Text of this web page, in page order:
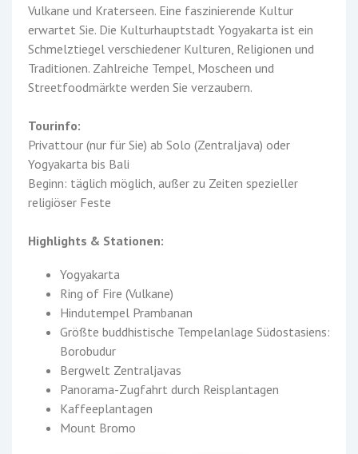
Vulkane und Kraterseen. Eine faszinierende Kultur
erwartet Sie. Die Kulturhauptstadt Yogyakarta ist ein
Schmelztiegel verschiedener Kulturen, Religionen und
Traditionen. Zahlreiche Tempel, Moscheen und
Streetfoodmärkte werden Sie verzaubern.
Tourinfo:
Privattour (nur für Sie) ab Solo (Zentraljava) oder
Yogyakarta bis Bali
Beginn: täglich möglich, außer zu Zeiten spezieller
religiöser Feste
Highlights & Stationen:
Yogyakarta
Ring of Fire (Vulkane)
Hindutempel Prambanan
Größte buddhistische Tempelanlage Südostasiens:
Borobudur
Bergwelt Zentraljavas
Panorama-Zugfahrt durch Reisplantagen
Kaffeeplantagen
Mount Bromo